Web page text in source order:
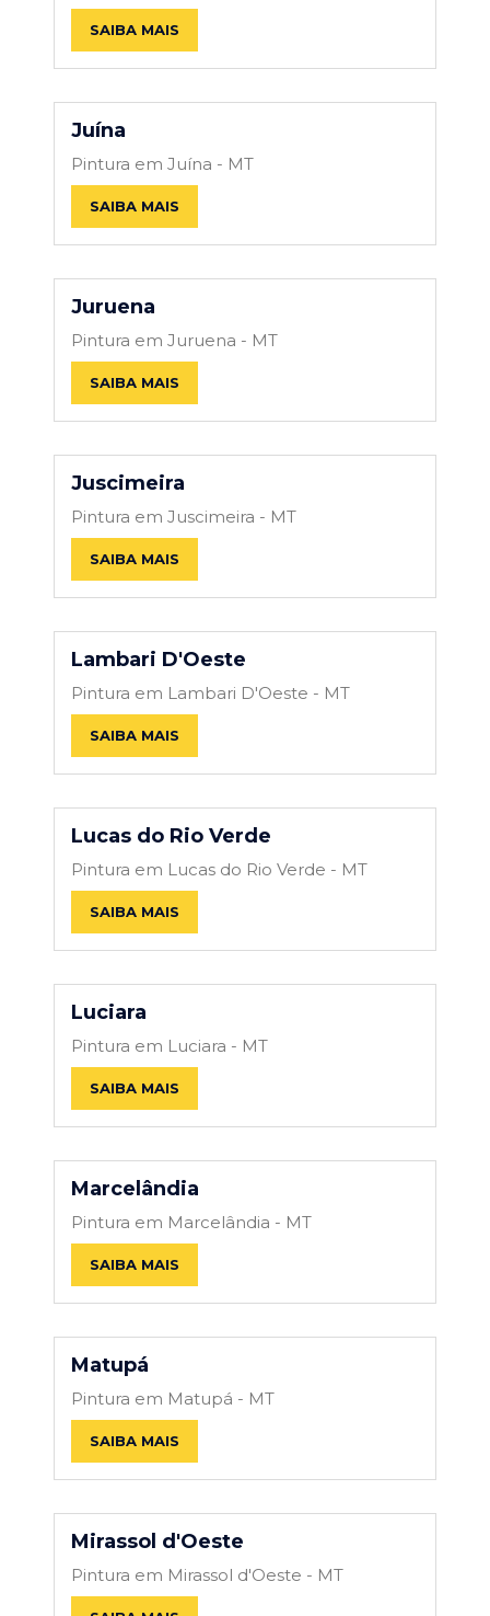
SAIBA MAIS
Juína
Pintura em Juína - MT
SAIBA MAIS
Juruena
Pintura em Juruena - MT
SAIBA MAIS
Juscimeira
Pintura em Juscimeira - MT
SAIBA MAIS
Lambari D'Oeste
Pintura em Lambari D'Oeste - MT
SAIBA MAIS
Lucas do Rio Verde
Pintura em Lucas do Rio Verde - MT
SAIBA MAIS
Luciara
Pintura em Luciara - MT
SAIBA MAIS
Marcelândia
Pintura em Marcelândia - MT
SAIBA MAIS
Matupá
Pintura em Matupá - MT
SAIBA MAIS
Mirassol d'Oeste
Pintura em Mirassol d'Oeste - MT